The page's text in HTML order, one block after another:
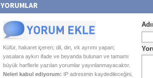
YORUMLAR
Küfür, hakaret içeren; dil, din, ırk ayrımı yapan;
yasalara aykırı ifade ve beyanda bulunan ve tamamı
büyük harflerle yazılan yorumlar yayınlanmayacaktır.
Neleri kabul ediyorum: IP adresimin kaydedileceğini,